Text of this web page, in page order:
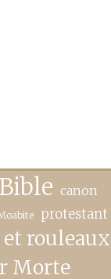
Bible canon
protestant
rouleaux
Morte